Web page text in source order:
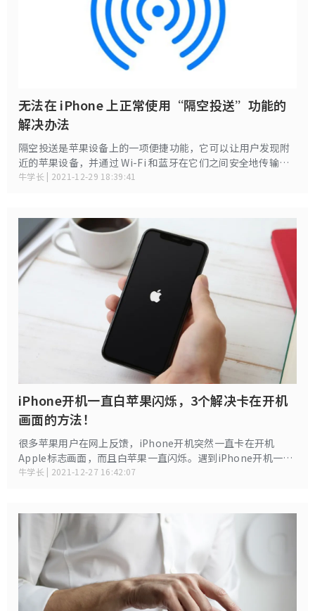
无法在 iPhone 上正常使用“隔空投送”功能的
解决办法
隔空投送是苹果设备上的一项便捷功能，它可以让用户发现附
近的苹果设备，并通过 Wi-Fi 和蓝牙在它们之间安全地传输文
件。但存在的问题是这项功能并非总是能在需要时生效，如果
牛学长 | 2021-12-29 18:39:41
iPhone开机一直白苹果闪烁，3个解决卡在开机
画面的方法！
很多苹果用户在网上反馈，iPhone开机突然一直卡在开机
Apple标志画面，而且白苹果一直闪烁。遇到iPhone开机一直
白苹果闪烁的情况，多半是因为iOS系统故障。而要解决
牛学长 | 2021-12-27 16:42:07